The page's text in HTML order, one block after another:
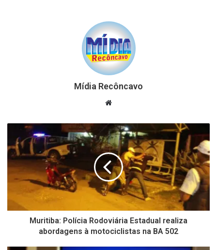
Mídia Recôncavo
Website
Muritiba: Polícia Rodoviária Estadual realiza
abordagens à motociclistas na BA 502